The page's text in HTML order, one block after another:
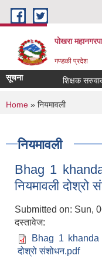
Skip to main content
पोखरा
गण्डकी प्रदेश
सूचना शिक्षक सरुवाको
You are here
Home » नियमावली
नियमावली
Bhag 1
नियमावली दोश्रो
Submitted on: Sun,
दस्तावेज:
Bhag 1 khanda
दोश्रो संशोधन.pdf